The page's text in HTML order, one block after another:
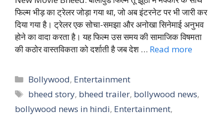
फिल्म भीड़ का ट्रेलर जोड़ा गया था, जो अब इंटरनेट पर भी जारी कर
दिया गया है। ट्रेलर एक सोचा-समझा और अनोखा सिनेमाई अनुभव
होने का वादा करता है। यह फिल्म उस समय की सामाजिक विषमता
की कठोर वास्तविकता को दर्शाती है जब देश … Read more
Categories
Bollywood, Entertainment
Tags
bheed story, bheed trailer, bollywood news,
bollywood news in hindi, Entertainment,